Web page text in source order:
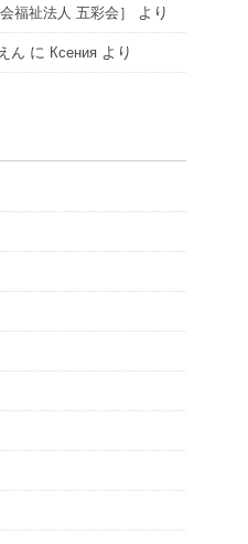
福祉法人 五彩会］
より
ん に Ксения より